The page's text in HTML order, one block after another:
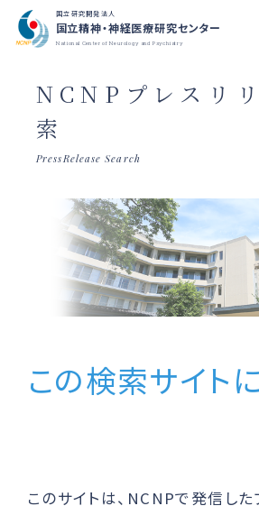
国立研究開発法人
国立精神・神経医療研究センター
National Center of Neurology and Psychiatry
NCNPプレスリ
索
PressRelease Search
この検索サイト
このサイトは、NCNPで発信した